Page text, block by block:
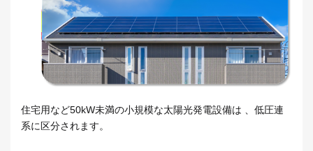
住宅用など50kW未満の小規模な太陽光発電設備は 、低圧連
系に区分されます。